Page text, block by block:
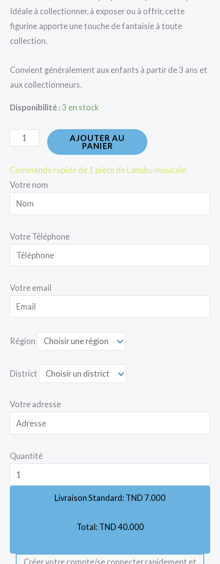
Idéale à collectionner, à exposer ou à offrir, cette
figurine apporte une touche de fantaisie à toute
collection.
Convient généralement aux enfants à partir de 3 ans et
aux collectionneurs.
Disponibilité : 3 en stock
AJOUTER AU
PANIER
Commande rapide de 1 pièce de Labubu musicale
Votre nom
Votre Téléphone
Votre email
Région
District
Votre adresse
Quantité
Livraison Standard: TND 7.000
Total: TND 40.000
Créer votre compte/se connecter rapidement et